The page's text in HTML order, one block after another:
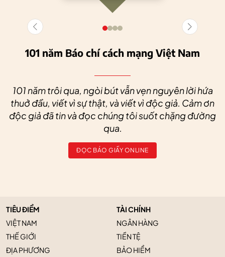
101 năm Báo chí cách mạng Việt Nam
101 năm trôi qua, ngòi bút vẫn vẹn nguyên lời hứa
thuở đầu, viết vì sự thật, và viết vì độc giả. Cảm ơn
độc giả đã tin và đọc chúng tôi suốt chặng đường
qua.
ĐỌC BÁO GIẤY ONLINE
TIÊU ĐIỂM
VIỆT NAM
THẾ GIỚI
ĐỊA PHƯƠNG
TÀI CHÍNH
NGÂN HÀNG
TIỀN TỆ
BẢO HIỂM